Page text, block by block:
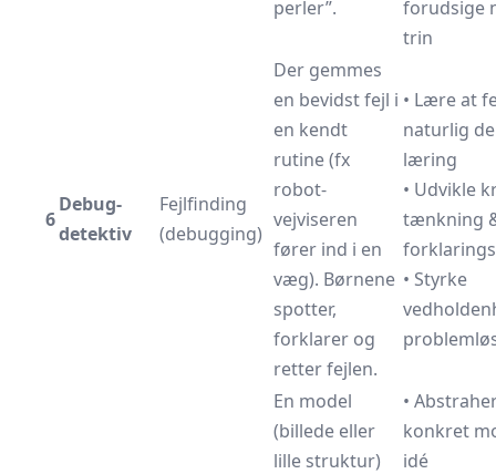
perler”.
forudsige
trin
6
Debug-
detektiv
Fejlfinding
(debugging)
Der gemmes
en bevidst fejl i
en kendt
rutine (fx
robot-
vejviseren
fører ind i en
væg). Børnene
spotter,
forklarer og
retter fejlen.
• Lære at
naturlig
læring
• Udvikle
tænkning
• Styrke
En model
(billede eller
lille struktur)
•
konkret
idé